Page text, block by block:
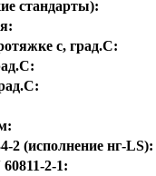
стандарты):
с, град.C:
2 (исполнение нг-LS):
2-1: